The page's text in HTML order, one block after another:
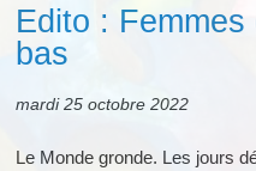
Edito : Femmes
bas
mardi 25 octobre 2022
Le Monde gronde. Les jours